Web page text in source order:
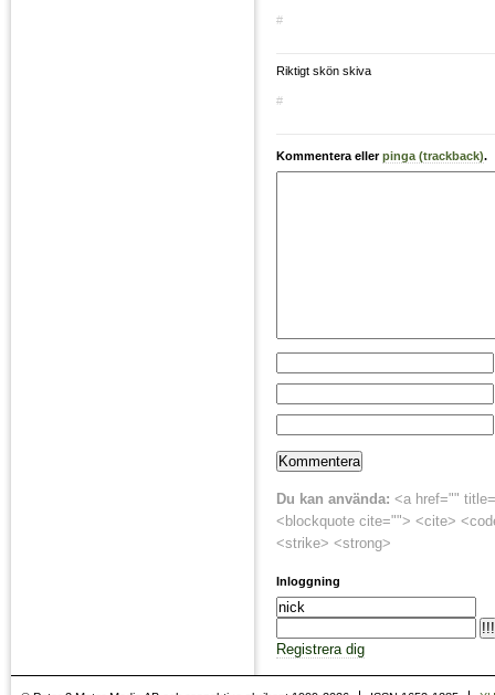
#
Riktigt skön skiva
#
Kommentera ellerpinga (trackback).
Du kan använda: <a href=""
<blockquote cite=""> <cite>
<strike> <strong>
Inloggning
Registrera dig